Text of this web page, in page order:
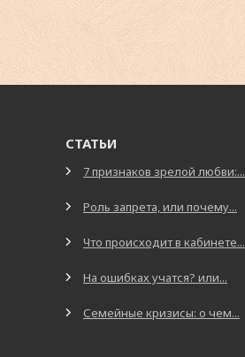
СТАТЬИ
7 признаков зрелой любви:...
Роль запрета, или почему...
Что происходит в кабинете...
На ошибках учатся? или...
Семейные кризисы: о чем...